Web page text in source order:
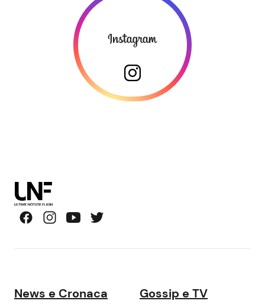
News e Cronaca Gossip e TV